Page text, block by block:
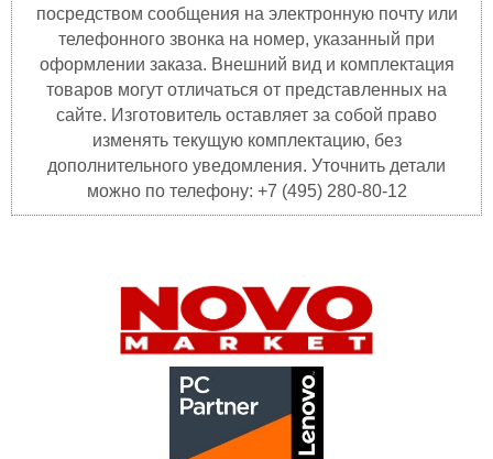
посредством сообщения на электронную почту или
телефонного звонка на номер, указанный при
оформлении заказа. Внешний вид и комплектация
товаров могут отличаться от представленных на
сайте. Изготовитель оставляет за собой право
изменять текущую комплектацию, без
дополнительного уведомления. Уточнить детали
можно по телефону: +7 (495) 280-80-12